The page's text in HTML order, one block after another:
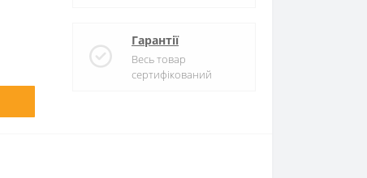
Гарантії
Весь товар
сертифікований